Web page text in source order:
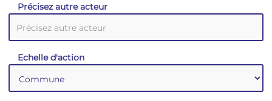
Précisez autre acteur
Echelle d'action